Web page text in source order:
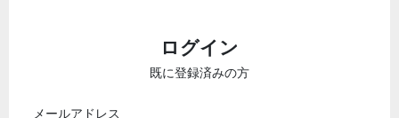
ログイン
既に登録済みの方
メールアドレス